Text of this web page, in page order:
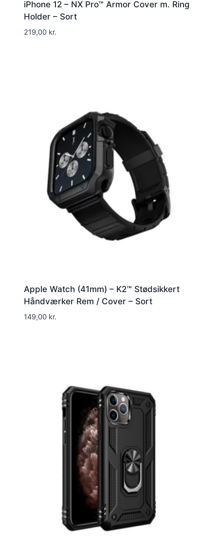
iPhone 12 – NX Pro™ Armor Cover m. Ring
Holder – Sort
219,00 kr.
Apple Watch (41mm) – K2™ Stødsikkert
Håndværker Rem / Cover – Sort
149,00 kr.